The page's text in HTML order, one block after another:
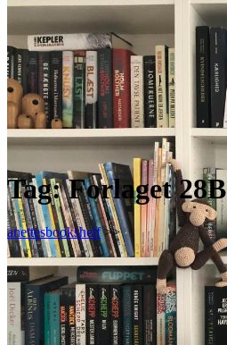
Tag:Forlaget 28B
anettesbookshelf>>